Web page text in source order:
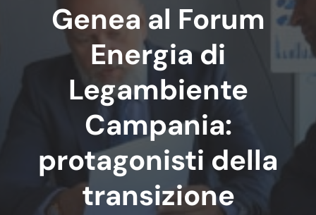
Genea al Forum
Energia di
Legambiente
Campania:
protagonisti della
transizione